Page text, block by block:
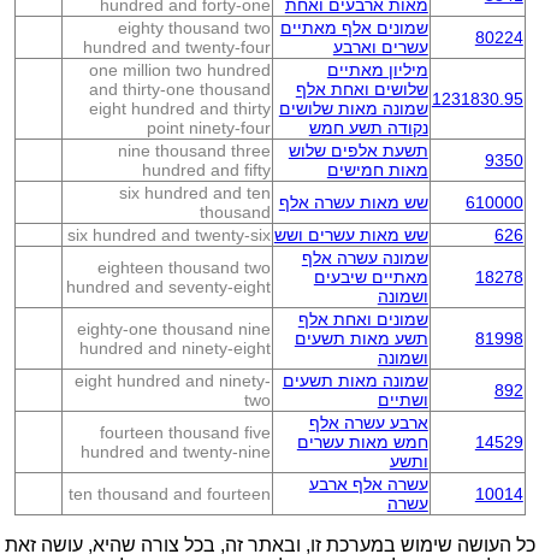
מאות ארבעים ואחת
hundred and forty-one
80224
שמונים אלף מאתיים
עשרים וארבע
eighty thousand two
hundred and twenty-four
1231830.95
מיליון מאתיים
שלושים ואחת אלף
שמונה מאות שלושים
נקודה תשע חמש
one million two hundred
and thirty-one thousand
eight hundred and thirty
point ninety-four
9350
תשעת אלפים שלוש
מאות חמישים
nine thousand three
hundred and fifty
610000
שש מאות עשרה אלף six hundred and ten
thousand
626
שש מאות עשרים ושש six hundred and twenty-six
18278
שמונה עשרה אלף
מאתיים שיבעים
ושמונה
eighteen thousand two
hundred and seventy-eight
81998
שמונים ואחת אלף
תשע מאות תשעים
ושמונה
eighty-one thousand nine
hundred and ninety-eight
892
שמונה מאות תשעים
ושתיים
eight hundred and ninety-
two
14529
ארבע עשרה אלף
חמש מאות עשרים
ותשע
fourteen thousand five
hundred and twenty-nine
10014
עשרה אלף ארבע
עשרה
ten thousand and fourteen
כל העושה שימוש במערכת זו, ובאתר זה, בכל צורה שהיא, עושה זאת